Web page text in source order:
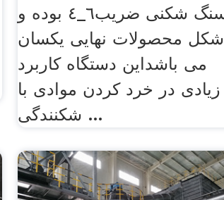
سنگ شکنی ضریب٦_٤ بوده و
شکل محصولات نهایی یکسان
می باشداین دستگاه کاربرد
زیادی در خرد کردن موادی با
شکنندگی ...